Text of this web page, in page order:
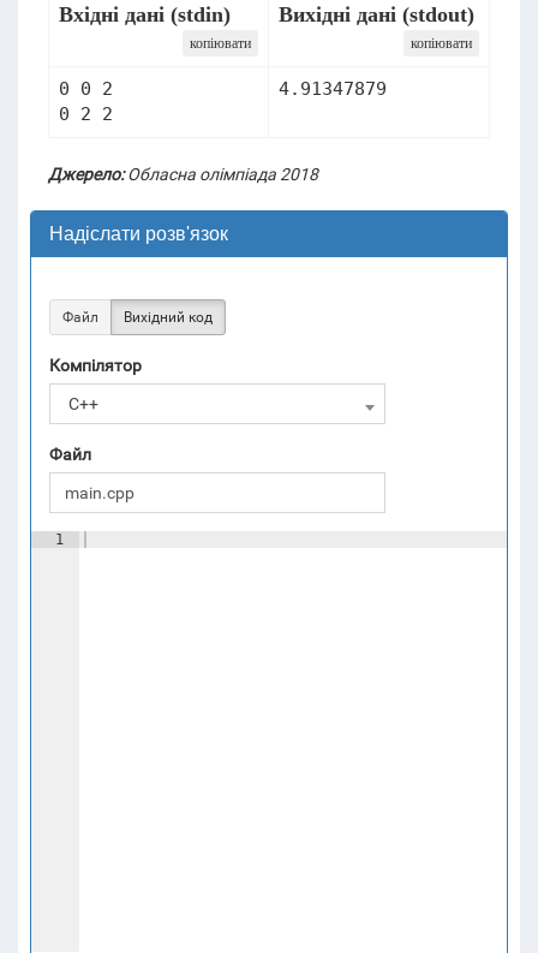
Вхідні дані (stdin)
копіювати
Вихідні дані (stdout)
копіювати
0 0 2
0 2 2
4.91347879
Джерело:Обласна олімпіада 2018
Надіслати розв'язок
Файл Вихідний код
Компілятор
C++
Файл
1